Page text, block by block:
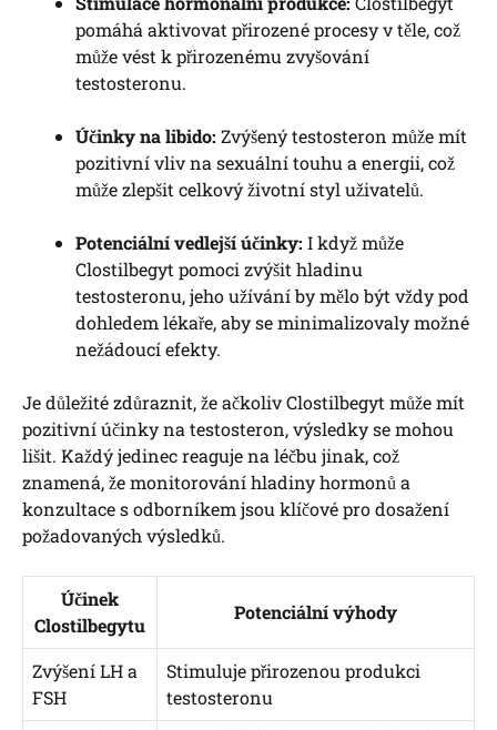
pomáhá aktivovat přirozené procesy v těle, což
může vést k přirozenému zvyšování
testosteronu.
Účinky na libido: Zvýšený testosteron může mít
pozitivní vliv na sexuální touhu a energii, což
může zlepšit celkový životní styl uživatelů.
Potenciální vedlejší účinky: I když může
Clostilbegyt pomoci zvýšit hladinu
testosteronu, jeho užívání by mělo být vždy pod
dohledem lékaře, aby se minimalizovaly možné
nežádoucí efekty.
Je důležité zdůraznit, že ačkoliv Clostilbegyt může mít
pozitivní účinky na testosteron, výsledky se mohou
lišit. Každý jedinec reaguje na léčbu jinak, což
znamená, že monitorování hladiny hormonů a
konzultace s odborníkem jsou klíčové pro dosažení
požadovaných výsledků.
Účinek
Clostilbegytu
Potenciální výhody
Zvýšení LH a
FSH
Stimuluje přirozenou produkci
testosteronu